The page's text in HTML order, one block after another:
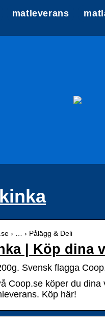
matleverans
› … › Pålägg & Deli
| Köp dina
Svensk flagga
Coop.se köper du
Köp här!